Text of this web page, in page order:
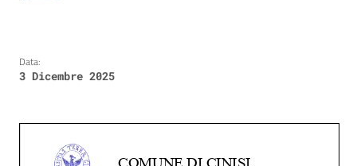
Data:
3 Dicembre 2025